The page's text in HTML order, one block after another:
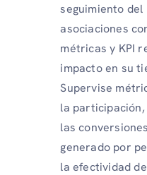
seguimiento
asociaciones
métricas y KPI
impacto en su
Supervise
la
las
generado por
la efectividad